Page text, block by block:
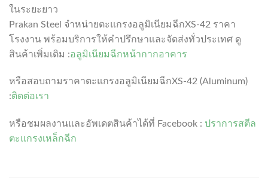
ในระยะยาว
Prakan Steel จำหน่ายตะแกรงอลูมิเนียมฉีกXS-42 ราคา
โรงงาน พร้อมบริการให้คำปรึกษาและจัดส่งทั่วประเทศ ดู
สินค้าเพิ่มเติม :อลูมิเนียมฉีกหน้ากากอาคาร
หรือสอบถามราคาตะแกรงอลูมิเนียมฉีกXS-42 (Aluminum)
:ติดต่อเรา
หรือชมผลงานและอัพเดตสินค้าได้ที่ Facebook : ปราการสตีล
ตะแกรงเหล็กฉีก